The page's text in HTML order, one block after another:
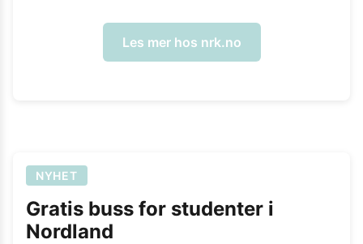
Les mer hos nrk.no
NYHET
Gratis buss for studenter i
Nordland